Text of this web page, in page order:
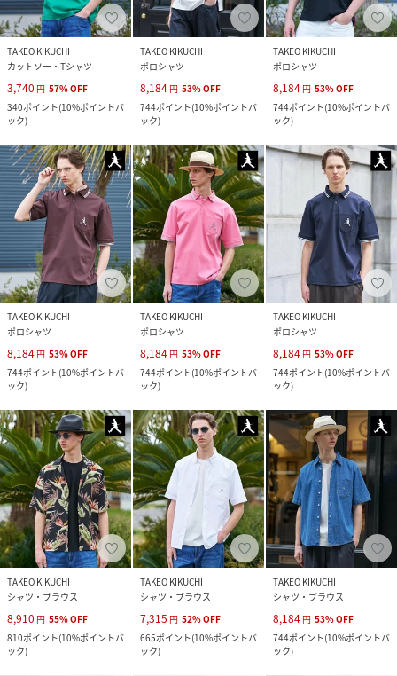
TAKEO KIKUCHI
カットソー・Tシャツ
3,740 円 57%OFF
340ポイント(10%ポイントバ
ック)
TAKEO KIKUCHI
ポロシャツ
8,184 円 53%OFF
744ポイント(10%ポイントバ
ック)
TAKEO KIKUCHI
ポロシャツ
8,184 円 53%OFF
744ポイント(10%ポイントバ
ック)
TAKEO KIKUCHI
ポロシャツ
8,184 円 53%OFF
744ポイント(10%ポイントバ
ック)
TAKEO KIKUCHI
ポロシャツ
8,184 円 53%OFF
744ポイント(10%ポイントバ
ック)
TAKEO KIKUCHI
ポロシャツ
8,184 円 53%OFF
744ポイント(10%ポイントバ
ック)
TAKEO KIKUCHI
シャツ・ブラウス
8,910 円 55%OFF
810ポイント(10%ポイントバ
ック)
TAKEO KIKUCHI
シャツ・ブラウス
7,315 円 52%OFF
665ポイント(10%ポイントバ
ック)
TAKEO KIKUCHI
シャツ・ブラウス
8,184 円 53%OFF
744ポイント(10%ポイントバ
ック)